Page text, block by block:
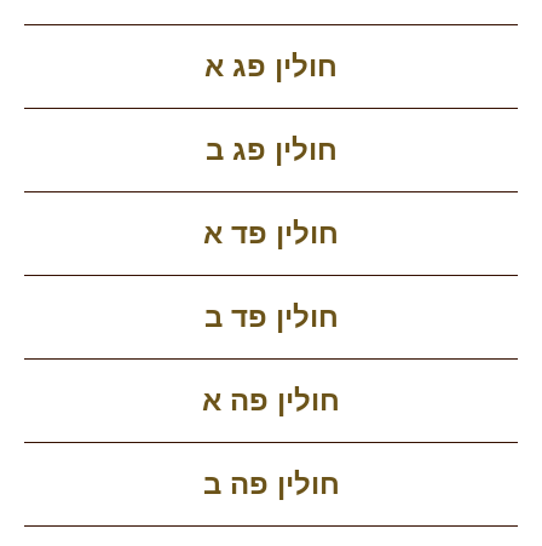
חולין פג א
חולין פג ב
חולין פד א
חולין פד ב
חולין פה א
חולין פה ב